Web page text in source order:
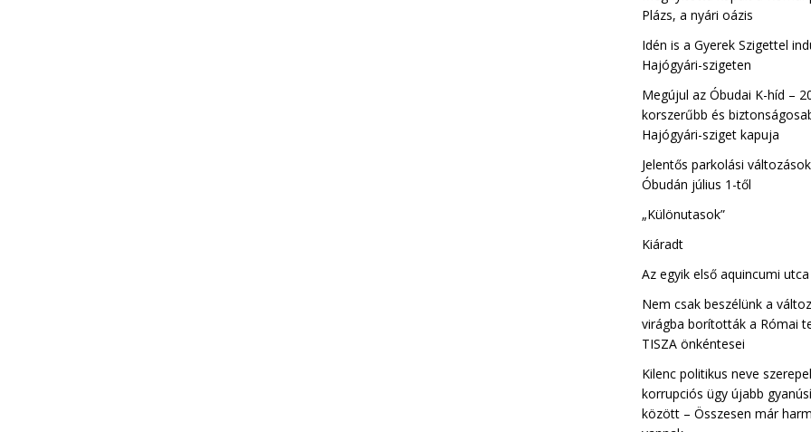
Plázs, a nyári oázis
Idén is a Gyerek Szigettel
Hajógyári-szigeten
Megújul az Óbudai K-híd –
korszerűbb és
Hajógyári-sziget kapuja
Jelentős parkolási
Óbudán július 1-től
„Különutasok”
Kiáradt
Az egyik első aquincumi
Nem csak beszélünk a
virágba borították a Római
TISZA önkéntesei
Kilenc politikus neve
korrupciós ügy újabb
között – Összesen már